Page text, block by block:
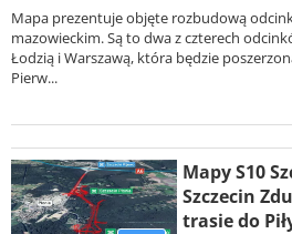
Mapa prezentuje objęte rozbudową
mazowieckim. Są to dwa z czterech
Łodzią i Warszawą, która będzie
Pierw...
Mapy S10
Szczecin
trasie do